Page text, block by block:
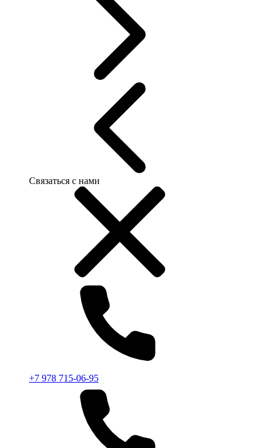
Связаться с нами
+7 978 715-06-95